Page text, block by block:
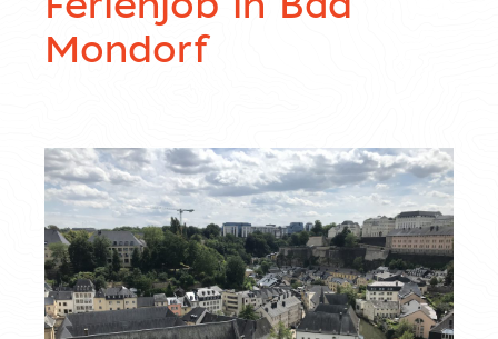
Ferienjob in Bad
Mondorf